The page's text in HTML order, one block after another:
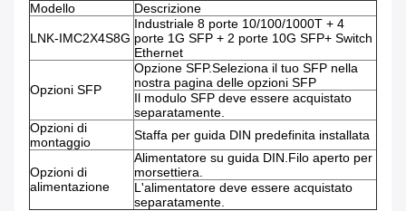
Modello
Descrizione
LNK-IMC2X4S8G
Industriale 8 porte 10/100/1000T + 4
porte 1G SFP + 2 porte 10G SFP+ Switch
Ethernet
Opzioni SFP
Opzione SFP.Seleziona il tuo SFP nella
nostra pagina delle opzioni SFP
Il modulo SFP deve essere acquistato
separatamente.
Opzioni di
montaggio
Staffa per guida DIN predefinita installata
Opzioni di
alimentazione
Alimentatore su guida DIN.Filo aperto per
morsettiera.
L'alimentatore deve essere acquistato
separatamente.